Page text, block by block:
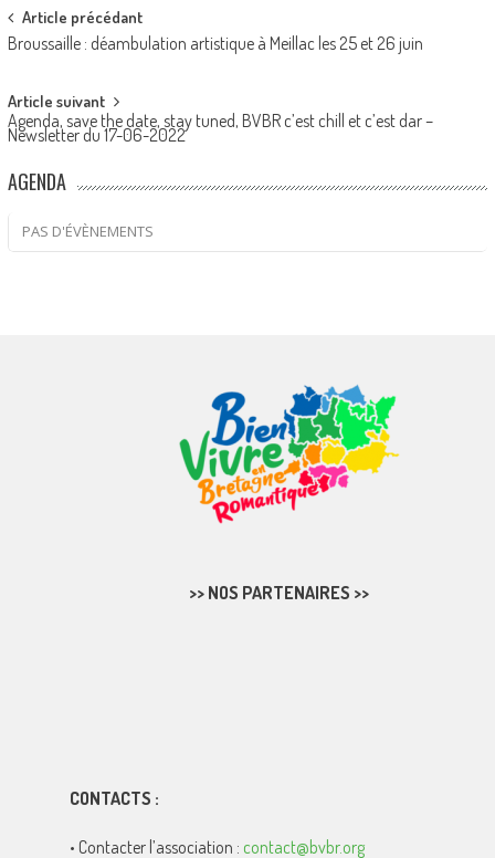
Post
navigation
Article précédant
Broussaille : déambulation artistique à Meillac les 25 et 26 juin
Article suivant
Agenda, save the date, stay tuned, BVBR c’est chill et c’est dar –
Newsletter du 17-06-2022
AGENDA
PAS D'ÉVÈNEMENTS
>> NOS PARTENAIRES >>
CONTACTS :
• Contacter l’association : contact@bvbr.org